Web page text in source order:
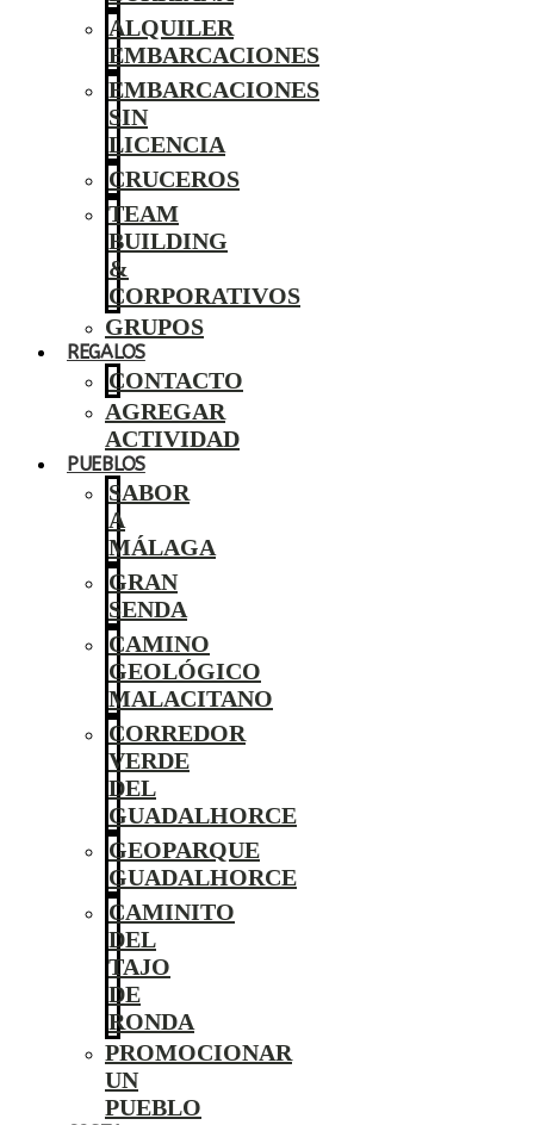
ALQUILER
EMBARCACIONES
EMBARCACIONES
SIN
LICENCIA
CRUCEROS
TEAM
BUILDING
&
CORPORATIVOS
GRUPOS
REGALOS
CONTACTO
AGREGAR
ACTIVIDAD
PUEBLOS
SABOR
A
MÁLAGA
GRAN
SENDA
CAMINO
GEOLÓGICO
MALACITANO
CORREDOR
VERDE
DEL
GUADALHORCE
GEOPARQUE
GUADALHORCE
CAMINITO
DEL
TAJO
DE
RONDA
PROMOCIONAR
UN
PUEBLO